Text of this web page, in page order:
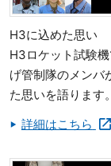
H3に込めた思い
H3ロケット試験
げ管制隊のメンバ
た思いを語ります。
詳細はこちら